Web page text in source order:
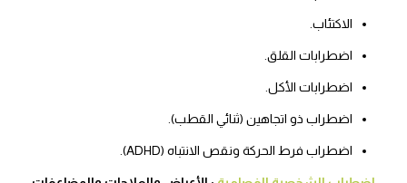
الاكتئاب.
اضطرابات القلق.
اضطرابات الأكل.
اضطراب ذو اتجاهين (ثنائي القطب).
اضطراب فرط الحركة ونقص الانتباه (ADHD).